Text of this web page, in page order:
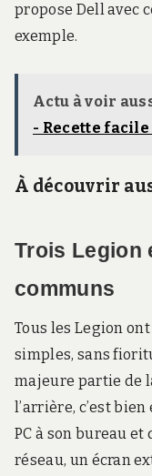
propose Dell avec
exemple.
Actu à voir
- Recette
À découvrir
Trois Legion
communs
Tous les Legion
simples, sans
majeure partie de
l’arrière, c’est
PC à son bureau
réseau, un écran